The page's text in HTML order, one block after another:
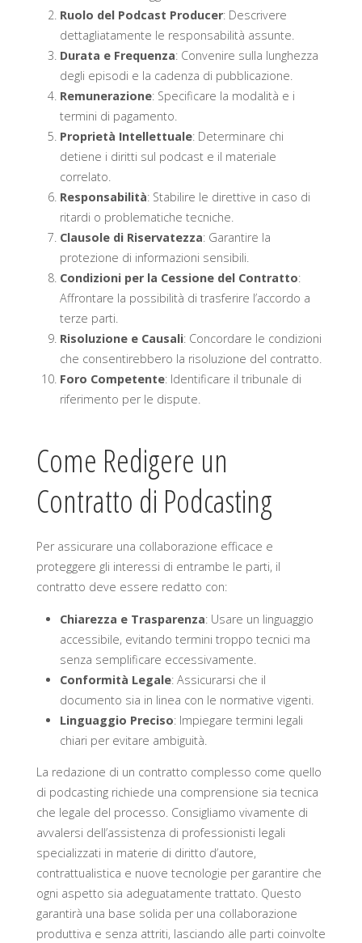
Ruolo del Podcast Producer: Descrivere
dettagliatamente le responsabilità assunte.
Durata e Frequenza: Convenire sulla lunghezza
degli episodi e la cadenza di pubblicazione.
Remunerazione: Specificare la modalità e i
termini di pagamento.
Proprietà Intellettuale: Determinare chi
detiene i diritti sul podcast e il materiale
correlato.
Responsabilità: Stabilire le direttive in caso di
ritardi o problematiche tecniche.
Clausole di Riservatezza: Garantire la
protezione di informazioni sensibili.
Condizioni per la Cessione del Contratto:
Affrontare la possibilità di trasferire l’accordo a
terze parti.
Risoluzione e Causali: Concordare le condizioni
che consentirebbero la risoluzione del contratto.
Foro Competente: Identificare il tribunale di
riferimento per le dispute.
Come Redigere un
Contratto di Podcasting
Per assicurare una collaborazione efficace e
proteggere gli interessi di entrambe le parti, il
contratto deve essere redatto con:
Chiarezza e Trasparenza: Usare un linguaggio
accessibile, evitando termini troppo tecnici ma
senza semplificare eccessivamente.
Conformità Legale: Assicurarsi che il
documento sia in linea con le normative vigenti.
Linguaggio Preciso: Impiegare termini legali
chiari per evitare ambiguità.
La redazione di un contratto complesso come quello
di podcasting richiede una comprensione sia tecnica
che legale del processo. Consigliamo vivamente di
avvalersi dell’assistenza di professionisti legali
specializzati in materie di diritto d’autore,
contrattualistica e nuove tecnologie per garantire che
ogni aspetto sia adeguatamente trattato. Questo
garantirà una base solida per una collaborazione
produttiva e senza attriti, lasciando alle parti coinvolte